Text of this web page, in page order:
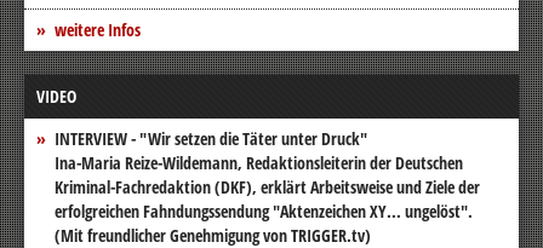
weitere Infos
VIDEO
INTERVIEW - "Wir setzen die Täter unter Druck"
Ina-Maria Reize-Wildemann, Redaktionsleiterin der Deutschen
Kriminal-Fachredaktion (DKF), erklärt Arbeitsweise und Ziele der
erfolgreichen Fahndungssendung "Aktenzeichen XY... ungelöst".
(Mit freundlicher Genehmigung von TRIGGER.tv)